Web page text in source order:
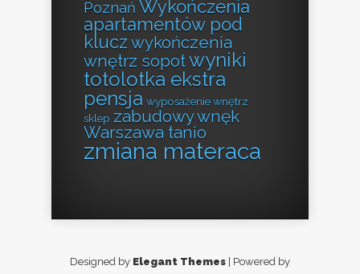
Poznań Wykończenia
apartamentów pod
klucz wykończenia
wnętrz sopotwyniki
totolotka ekstra
pensja wyposażenie wnętrz
sklep zabudowy wnęk
Warszawa tanio
zmiana materaca
Designed by Elegant Themes | Powered by